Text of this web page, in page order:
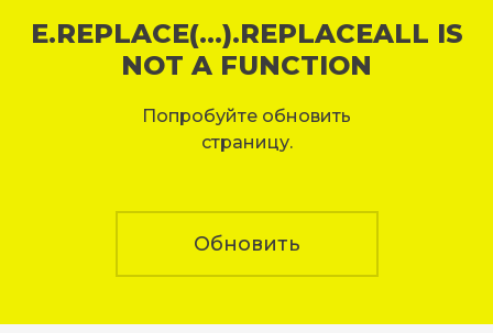
E.REPLACE(...).REPLACEALL IS
NOT A FUNCTION
Попробуйте обновить
страницу.
Обновить